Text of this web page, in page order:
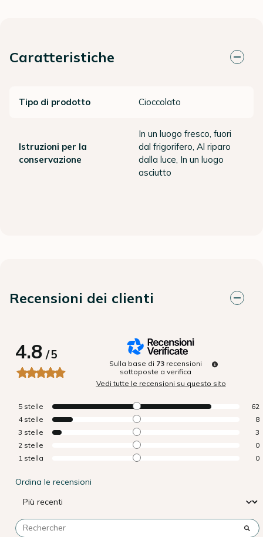
Caratteristiche
Tipo di prodotto Cioccolato
Istruzioni per la
conservazione
In un luogo fresco, fuori
dal frigorifero, Al riparo
dalla luce, In un luogo
asciutto
Recensioni dei clienti
4.8/5
Sulla base di 73 recensioni
sottoposte a verifica
Vedi tutte le recensioni su questo sito
5 stelle
62
4 stelle
8
3 stelle
3
2 stelle
0
1 stella 0
Ordina le recensioni